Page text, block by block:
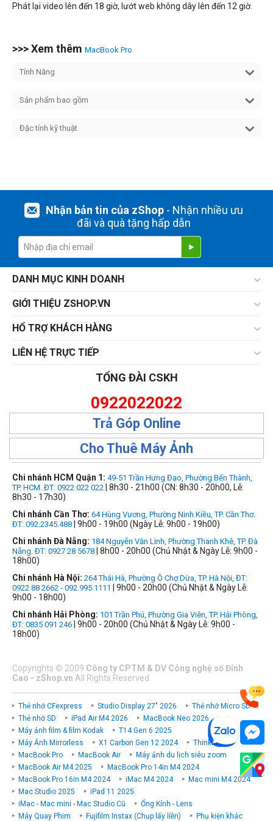
Phát lại video lên đến 18 giờ, lướt web không dây lên đến 12 giờ.
>>> Xem thêm MacBook Pro
Tính Năng
Sản phẩm bao gồm
Đặc tính kỹ thuật
Nhận bản tin của zShop- Nhận nhiều ưu
đãi và quà tặng hấp dẫn
DANH MỤC KINH DOANH
GIỚI THIỆU ZSHOP.VN
HỔ TRỢ KHÁCH HÀNG
LIÊN HỆ TRỰC TIẾP
TỔNG ĐÀI CSKH
0922022022
Trả Góp Online
Cho Thuê Máy Ảnh
Chi nhánh HCM Quận 1: 49-51 Trần Hưng Đạo, Phường Bến Thành,
TP. HCM. ĐT: 0922 022 022 | 8h30 - 21h00 (CN: 8h30 - 20h00, Lễ:
8h30 - 17h30)
Chi nhánh Cần Thơ: 64 Hùng Vương, Phường Ninh Kiều, TP. Cần Thơ.
ĐT: 092.2345.488 | 9h00 - 19h00 (Ngày Lễ: 9h00 - 19h00)
Chi nhánh Đà Nẵng: 184 Nguyễn Văn Linh, Phường Thanh Khê, TP. Đà
Nẵng. ĐT: 0927 28 5678 | 8h00 - 20h00 (Chủ Nhật & Ngày Lễ: 9h00 -
18h00)
Chi nhánh Hà Nội: 264 Thái Hà, Phường Ô Chợ Dừa, TP. Hà Nội, ĐT:
0922 88 2662 - 092.995.1111
| 9h00 - 20h00 (Chủ Nhật & Ngày Lễ:
9h00 - 18h00)
Chi nhánh Hải Phòng: 101 Trần Phú, Phường Gia Viên, TP. Hải Phòng,
ĐT: 0835 091 246 | 9h00 - 20h00 (Chủ Nhật & Ngày Lễ: 9h00 -
18h00)
Copyrights © 2009 Công ty CPTM & DV Công nghệ số Đỉnh
Cao - zShop.vn All Rights Reserved
Thẻ nhớ CFexpress Studio Display 27" 2026
Thẻ nhớ Micro SD
Thẻ nhớ SD
iPad Air M4 2026
MacBook Neo 2026
Máy ảnh film & film Kodak
T14 Gen 6 2025
Máy Ảnh Mirrorless
X1 Carbon Gen 12 2024
ThinkPad P
MacBook Pro
MacBook Air
Máy ảnh du lịch siêu zoom
MacBook Air M4 2025
MacBook Pro 14in M4 2024
MacBook Pro 16in M4 2024
iMac M4 2024
Mac mini M4 2024
Mac Studio 2025
iPad 11 2025
iMac - Mac mini - Mac Studio Cũ
Ống Kính - Lens
Máy Quay Phim
Fujifilm Instax (Chụp lấy liền) Phụ kiện khác